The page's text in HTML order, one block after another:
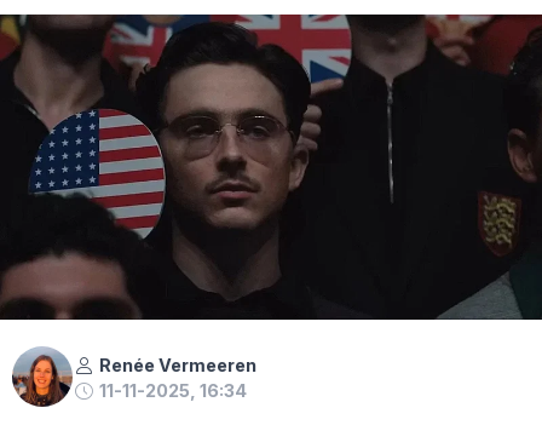
Renée Vermeeren
11-11-2025, 16:34